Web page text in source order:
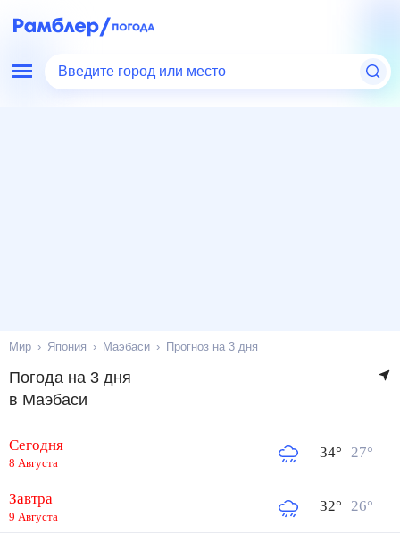
Введите город или место
Мир Япония Маэбаси Прогноз на 3 дня
Погода на 3 дня
в Маэбаси
Сегодня
8 Августа
34° 27°
Завтра
9 Августа
32° 26°